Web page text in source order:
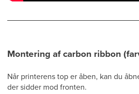
Montering af carbon ribbon
Når printerens top er åben, kan du
der sidder mod fronten.